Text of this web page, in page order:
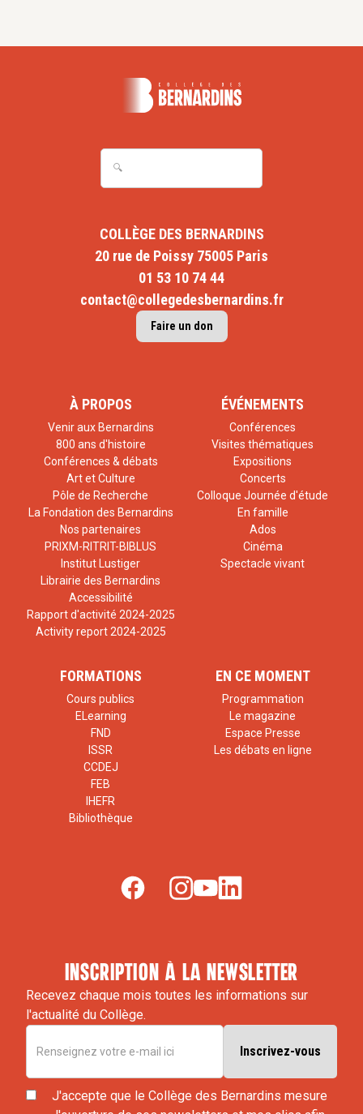
COLLÈGE DES BERNARDINS
20 rue de Poissy 75005 Paris
01 53 10 74 44
contact@collegedesbernardins.fr
Faire un don
À PROPOS
Venir aux Bernardins
800 ans d'histoire
Conférences & débats
Art et Culture
Pôle de Recherche
La Fondation des Bernardins
Nos partenaires
PRIXM-RITRIT-BIBLUS
Institut Lustiger
Librairie des Bernardins
Accessibilité
Rapport d'activité 2024-2025
Activity report 2024-2025
ÉVÉNEMENTS
Conférences
Visites thématiques
Expositions
Concerts
Colloque Journée d'étude
En famille
Ados
Cinéma
Spectacle vivant
FORMATIONS
Cours publics
ELearning
FND
ISSR
CCDEJ
FEB
IHEFR
Bibliothèque
EN CE MOMENT
Programmation
Le magazine
Espace Presse
Les débats en ligne
inscription à la newsletter
Recevez chaque mois toutes les informations sur
l'actualité du Collège.
J'accepte que le Collège des Bernardins mesure